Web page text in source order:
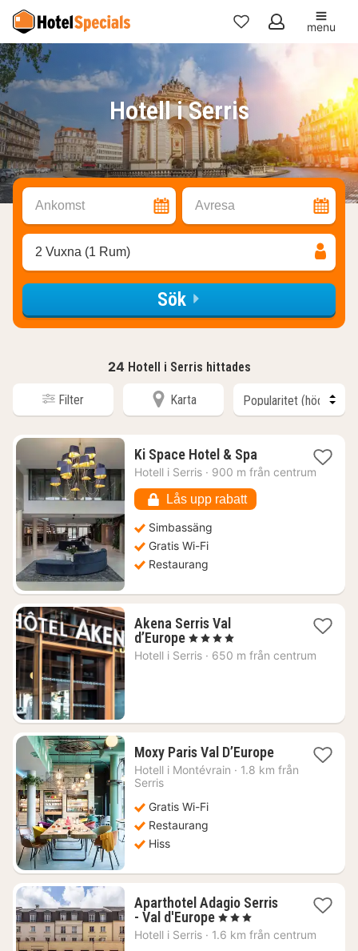
Mina
favoriter
menu
Hotell i Serris
Ankomst Avresa
2 Vuxna (1 Rum)
Sök
24 Hotell i Serris hittades
Filter Karta
Ki Space Hotel & Spa1
natt
1580
kr.
Hotell i Serris · 900 m från centrum
Lås upp rabatt
Simbassäng
Gratis Wi-Fi
Restaurang
Akena Serris Val
d’Europe1
natt
, 4 Stjärnor
Hotell i Serris · 650 m från centrum
Moxy Paris Val D’Europe1
natt
Hotell i Montévrain · 1.8 km från
Serris
Gratis Wi-Fi
Restaurang
Hiss
Aparthotel Adagio Serris
- Val d'Europe1
natt
, 3 Stjärnor
Hotell i Serris · 1.6 km från centrum